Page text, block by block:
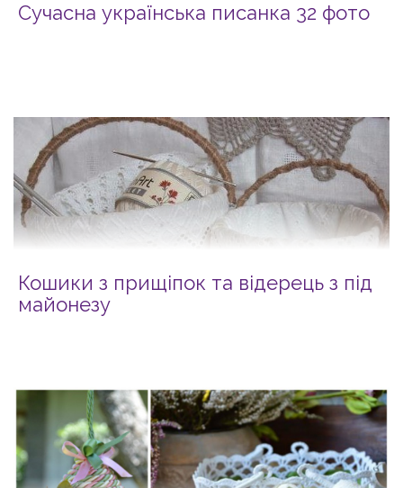
Сучасна українська писанка 32 фото
Кошики з прищіпок та відерець з під
майонезу